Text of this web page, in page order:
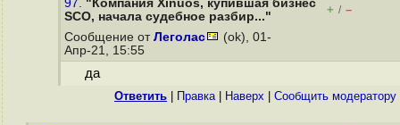
97. "Компания Xinuos, купившая бизнес
SCO, начала судебное разбир..."
+ / –
Сообщение от Леголас
(ok), 01-
Апр-21, 15:55
да
Ответить Правка| Наверх Cообщить модератору